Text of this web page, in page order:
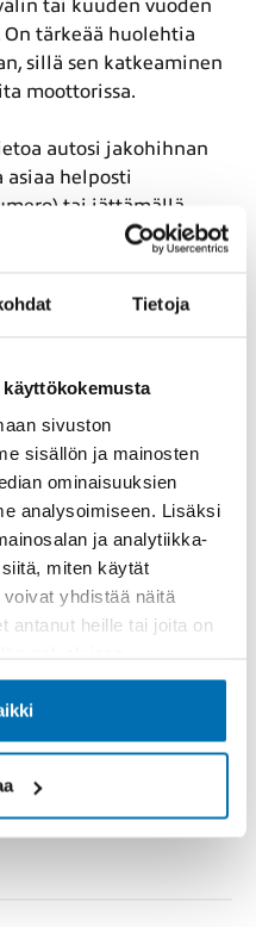
Tietoja
sivuston
sisällön ja mainosten
ominaisuuksien
analysoimiseen. Lisäksi
ja analytiikka-
miten käytät
yhdistää näitä
antanut heille tai joita on
tai kuuden vuoden
tärkeää huolehtia
sillä sen katkeaminen
moottorissa.
autosi jakohihnan
helposti
tai jättämällä
lomakkeeseen tai ohjaus
hinta?
auton merkin ja
kaikkien
voit ehkäistä
kustannuksia
vaihdon ja
hinnan kätevästi